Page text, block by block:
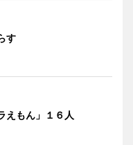
す
えもん」１６人